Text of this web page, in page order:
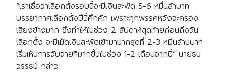
“เราเชื่อว่าเลือกตั้งรอบนี้จะมีเงินสะพัด 5-6 หมื่นล้าบาท
บรรยากาศเลือกตั้งปีนี้คึกคัก เพราะทุกพรรคหวังจะครอง
เสียงข้างมาก ซึ่งทำให้ในช่วง 2 สัปดาห์สุดท้ายก่อนถึงวัน
เลือกตั้ง จะมีเม็ดเงินสะพัดเข้ามามากสุดที่ 2-3 หมื่นล้านบาท
เริ่มเห็นการจับจ่ายที่มากขึ้นในช่วง 1-2 เดือนจากนี้” นายธน
วรรธน์ กล่าว